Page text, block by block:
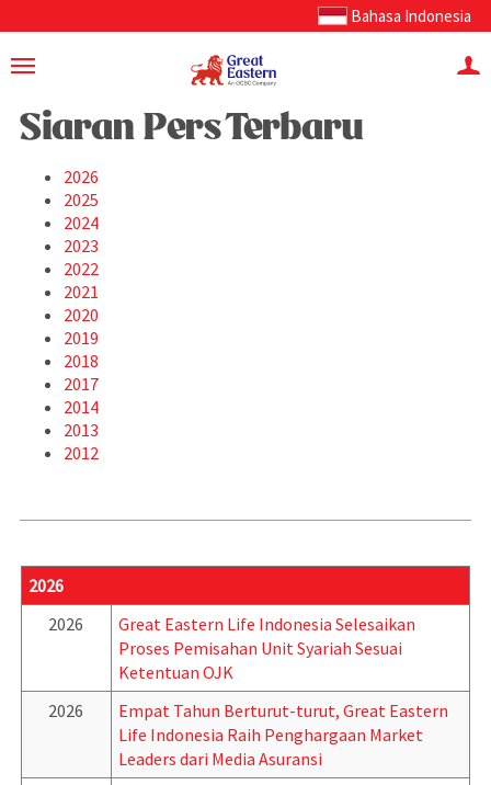
Bahasa Indonesia
Siaran Pers Terbaru
2026
2025
2024
2023
2022
2021
2020
2019
2018
2017
2014
2013
2012
2026
2026
Great Eastern Life Indonesia Selesaikan
Proses Pemisahan Unit Syariah Sesuai
Ketentuan OJK
2026
Empat Tahun Berturut-turut, Great Eastern
Life Indonesia Raih Penghargaan Market
Leaders dari Media Asuransi